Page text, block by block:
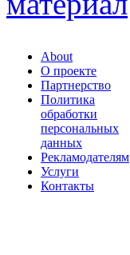
About
О проекте
Партнерство
Политика
обработки
персональных
данных
Рекламодателям
Услуги
Контакты